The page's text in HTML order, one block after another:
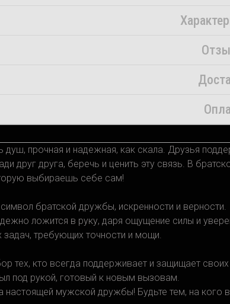
душ, прочная и надежная, как скала. Друзья
друг друга, беречь и ценить эту связь. В
выбираешь себе сам!
братской дружбы, искренности и верности.
ложится в руку, даря ощущение силы и
требующих точности и мощи.
тех, кто всегда поддерживает и защищает
под рукой, готовый к новым вызовам.
настоящей мужской дружбы! Будьте тем, на